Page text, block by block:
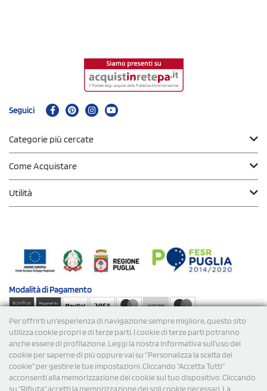
Per offrirti un'esperienza di navigazione sempre migliore, questo sito
utilizza cookie propri e di terze parti. I cookie di terze parti potranno
anche essere di profilazione. Leggi la nostra Informativa sull’uso dei
cookie per saperne di più oppure vai su “Personalizza la scelta dei
cookie” per gestire le tue impostazioni. Cliccando "Accetta Tutti"
acconsenti alla memorizzazione dei cookie sul tuo dispositivo. Cliccando
su "Rifiuta" accetti la memorizzazione dei soli cookie necessari. La
Seguici
Categorie più cercate
Come Acquistare
Utilità
Modalità diPagamento
Spedizioni